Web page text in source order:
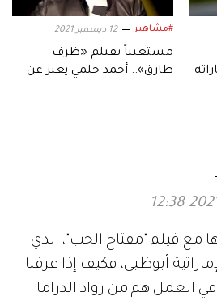
#مشاهير 12 ديسمبر 2021
مستعيناً بفيلم «ظرف
طارق».. أحمد حلمي يعبر عن
مع فيلم "مفتاح الحب"، الذي
أبوظبي، فكيف إذا عرفنا
العمل هم من رواد الدراما